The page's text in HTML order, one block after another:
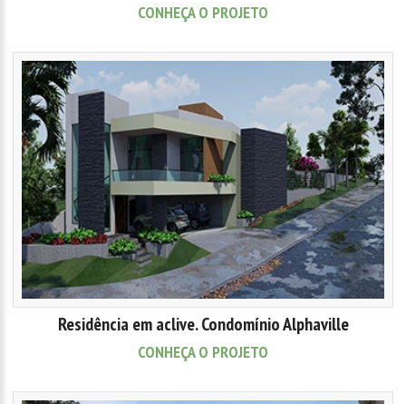
CONHEÇA O PROJETO
Residência em aclive. Condomínio Alphaville
CONHEÇA O PROJETO